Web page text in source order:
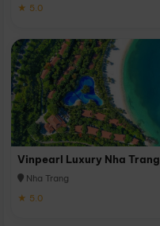
★ 5.0
Vinpearl Luxury Nha Trang
Nha Trang
★ 5.0